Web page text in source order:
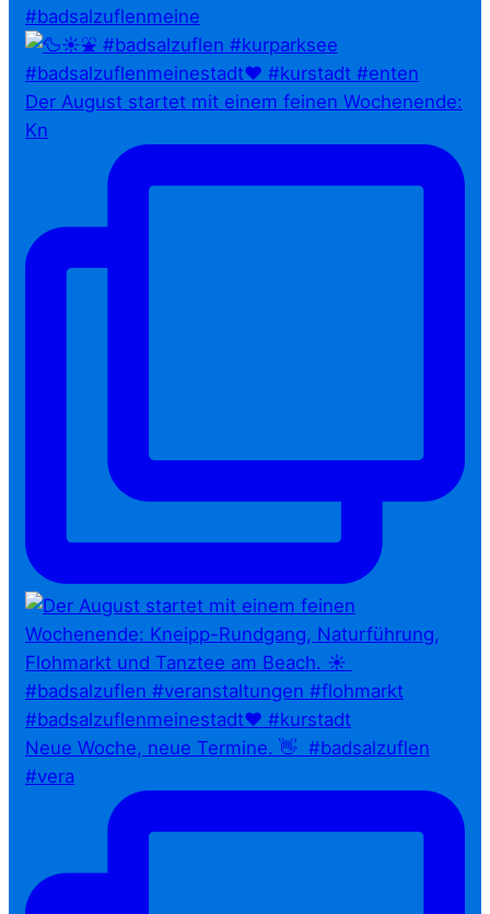
#badsalzuflenmeine
Der August startet mit einem feinen Wochenende:
Kn
Neue Woche, neue Termine. 👋⁠ ⁠ #badsalzuflen
#vera